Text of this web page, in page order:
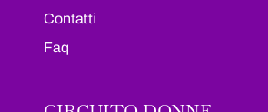
Contatti
Faq